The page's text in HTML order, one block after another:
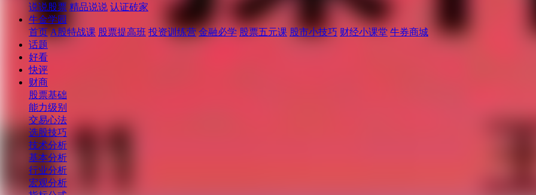
说说股票 精品说说 认证砖家
牛金学园
首页 A股特战课 股票提高班 投资训练营 金融必学 股票五元课 股市小技巧 财经小课堂 牛券商城
话题
好看
快评
财商
股票基础
能力级别
交易心法
选股技巧
技术分析
基本分析
行业分析
宏观分析